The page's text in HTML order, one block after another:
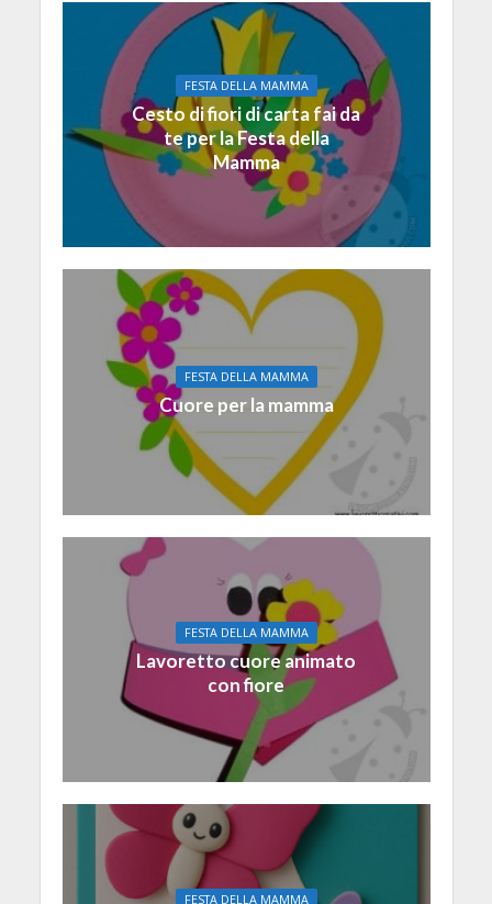
FESTA DELLA MAMMA
Cesto di fiori di carta fai da
te per la Festa della
Mamma
FESTA DELLA MAMMA
Cuore per la mamma
FESTA DELLA MAMMA
Lavoretto cuore animato
con fiore
FESTA DELLA MAMMA